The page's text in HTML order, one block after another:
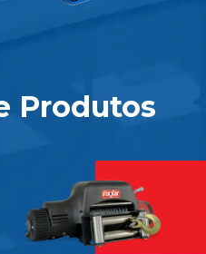
Produtos